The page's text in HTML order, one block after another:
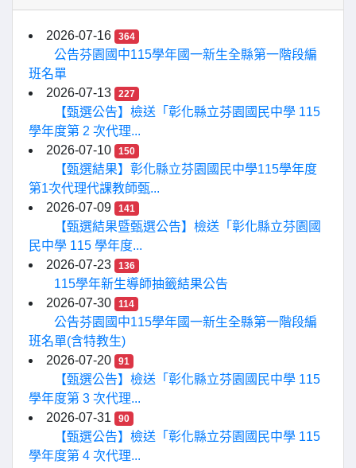
2026-07-16 364
公告芬園國中115學年國一新生全縣第一階段編
班名單
2026-07-13
227
【甄選公告】檢送「彰化縣立芬園國民中學 115
學年度第 2 次代理...
2026-07-10
150
【甄選結果】彰化縣立芬園國民中學115學年度
第1次代理代課教師甄...
2026-07-09
141
【甄選結果暨甄選公告】檢送「彰化縣立芬園國
民中學 115 學年度...
2026-07-23
136
115學年新生導師抽籤結果公告
2026-07-30
114
公告芬園國中115學年國一新生全縣第一階段編
班名單(含特教生)
2026-07-20
91
【甄選公告】檢送「彰化縣立芬園國民中學 115
學年度第 3 次代理...
2026-07-31
90
【甄選公告】檢送「彰化縣立芬園國民中學 115
學年度第 4 次代理...